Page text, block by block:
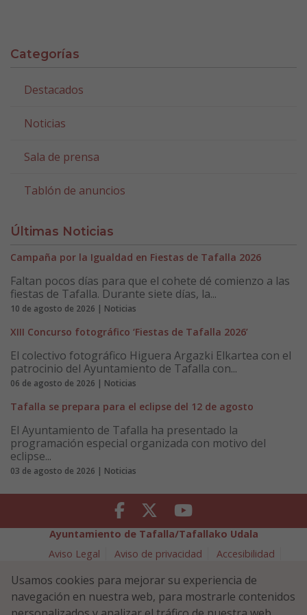
Categorías
Destacados
Noticias
Sala de prensa
Tablón de anuncios
Últimas Noticias
Campaña por la Igualdad en Fiestas de Tafalla 2026
Faltan pocos días para que el cohete dé comienzo a las
fiestas de Tafalla. Durante siete días, la...
10 de agosto de 2026 | Noticias
XIII Concurso fotográfico ‘Fiestas de Tafalla 2026’
El colectivo fotográfico Higuera Argazki Elkartea con el
patrocinio del Ayuntamiento de Tafalla con...
06 de agosto de 2026 | Noticias
Tafalla se prepara para el eclipse del 12 de agosto
El Ayuntamiento de Tafalla ha presentado la
programación especial organizada con motivo del
eclipse...
03 de agosto de 2026 | Noticias
Facebook Twitter Youtube
Ayuntamiento de Tafalla/Tafallako Udala
Aviso Legal
Aviso de privacidad
Accesibilidad
Política de Seguridad de la Información
Plaza Navarra 5 - 31300 Tafalla (NAVARRA)
948 70 18 11
Usamos cookies para mejorar su experiencia de
navegación en nuestra web, para mostrarle contenidos